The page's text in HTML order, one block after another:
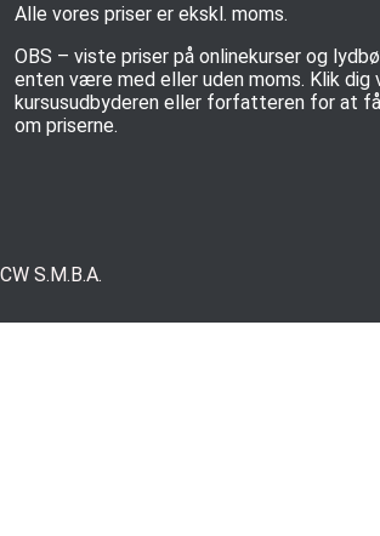
Alle vores priser er ekskl. moms.
OBS – viste priser på onlinekurser og
enten være med eller uden moms. Klik dig
kursusudbyderen eller forfatteren for at
om priserne.
S.M.B.A.